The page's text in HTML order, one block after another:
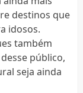
destinos que
idosos.
também
público,
seja ainda